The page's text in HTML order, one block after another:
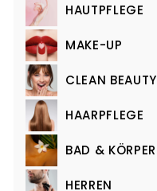
HAUTPFLEGE
Menü
maximieren
MAKE-UP
Menü
maximierenCLEAN BEAUTY
Menü
maximieren
HAARPFLEGE
Menü
maximierenBAD & KÖRPER
Menü
maximieren
HERREN